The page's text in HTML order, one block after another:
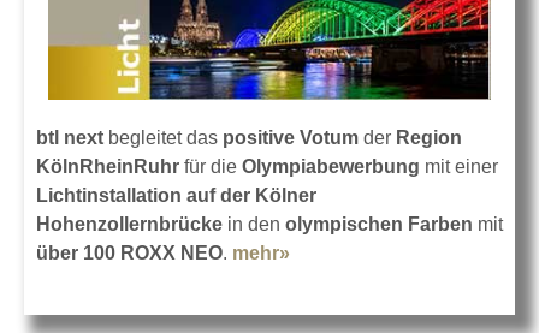
btl next begleitet das positive Votum der Region
KölnRheinRuhr für die Olympiabewerbung mit einer
Lichtinstallation auf der Kölner
Hohenzollernbrücke in den olympischen Farben mit
über 100 ROXX NEO. mehr»
Olympia